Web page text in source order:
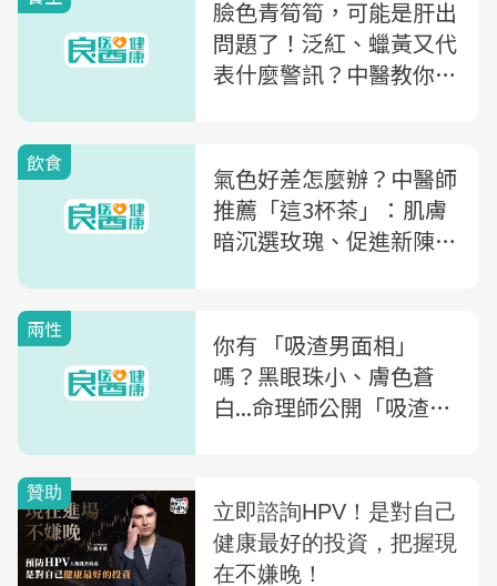
臉色青筍筍，可能是肝出
問題了！泛紅、蠟黃又代
表什麼警訊？中醫教你從
飲食
氣色好差怎麼辦？中醫師
推薦「這3杯茶」：肌膚
暗沉選玫瑰、促進新陳代
兩性
你有 「吸渣男面相」
嗎？黑眼珠小、膚色蒼
白...命理師公開「吸渣體